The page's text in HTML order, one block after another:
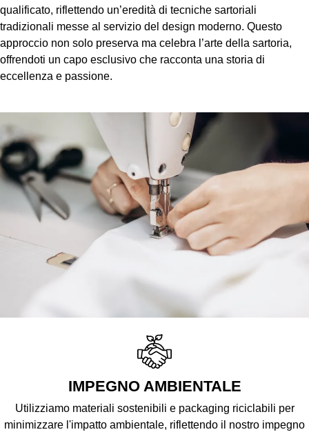
qualificato, riflettendo un’eredità di tecniche sartoriali
tradizionali messe al servizio del design moderno. Questo
approccio non solo preserva ma celebra l’arte della sartoria,
offrendoti un capo esclusivo che racconta una storia di
eccellenza e passione.
IMPEGNO AMBIENTALE
Utilizziamo materiali sostenibili e packaging riciclabili per
minimizzare l'impatto ambientale, riflettendo il nostro impegno